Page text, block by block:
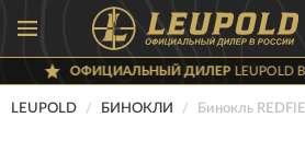
ДИЛЕРLEUPOLD В РОССИИ
LEUPOLD БИНОКЛИ Бинокль